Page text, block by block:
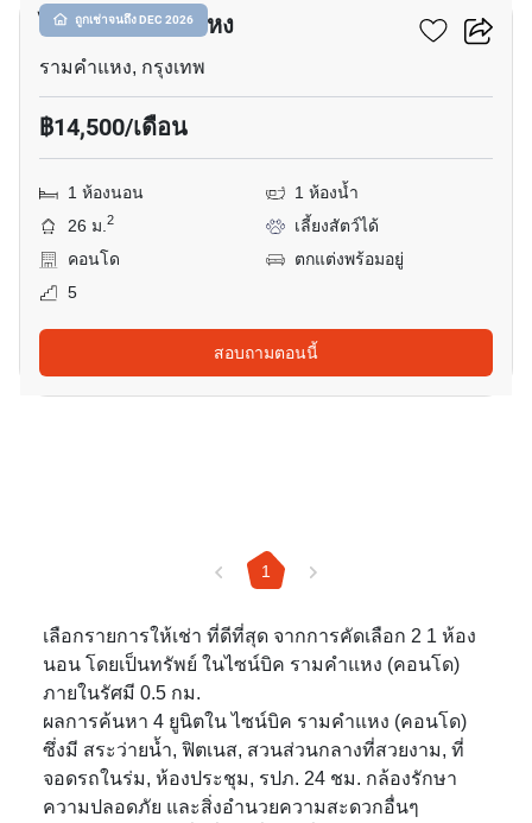
ถูกเช่าจนถึง DEC 2026
ไซน์บิค รามคำแหง
รามคำแหง, กรุงเทพ
฿14,500/เดือน
1 ห้องนอน
1 ห้องน้ำ
26 ม.2
เลี้ยงสัตว์ได้
คอนโด
ตกแต่งพร้อมอยู่
5
สอบถามตอนนี้
1
เลือกรายการให้เช่า ที่ดีที่สุด จากการคัดเลือก 2 1 ห้อง
นอน โดยเป็นทรัพย์ ในไซน์บิค รามคำแหง (คอนโด)
ภายในรัศมี 0.5 กม.
ผลการค้นหา 4 ยูนิตใน ไซน์บิค รามคำแหง (คอนโด)
ซึ่งมี สระว่ายน้ำ, ฟิตเนส, สวนส่วนกลางที่สวยงาม, ที่
จอดรถในร่ม, ห้องประชุม, รปภ. 24 ชม. กล้องรักษา
ความปลอดภัย และสิ่งอำนวยความสะดวกอื่นๆ